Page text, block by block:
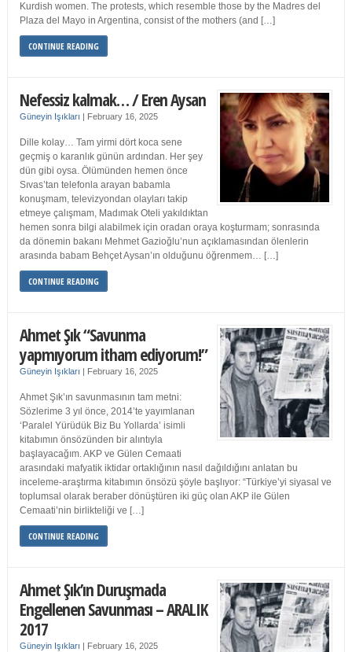
Kurdish women. The protests, which resemble those by the Madres del
Plaza del Mayo in Argentina, consist of the mothers (and […]
CONTINUE READING
Nefessiz kalmak… / Eren Aysan
Güneyin Işıkları | February 16, 2025
Dille kolay… Tam yirmi dört koca sene
geçmiş o karanlık günün ardından. Her şey
dün gibi oysa. Ölümünden hemen önce
Sıvas’tan telefonla arayan babamla
konuşmam, televizyondan olayları takip
etmeye çalışmam, Madımak Oteli yakıldıktan
hemen sonra bilgi alabilmek için oradan oraya koşturmam; sonrasında
da dönemin bakanı Mehmet Gazioğlu’nun açıklamasından ölenlerin
arasında babam Behçet Aysan’ın olduğunu öğrenmem… […]
CONTINUE READING
Ahmet Şık “Savunma
yapmıyorum itham ediyorum!”
Güneyin Işıkları | February 16, 2025
Ahmet Şık’ın savunmasının tam metni:
Sözlerime 3 yıl önce, 2014’te yayımlanan
‘Paralel Yürüdük Biz Bu Yollarda’ isimli
kitabımın önsözünden bir alıntıyla
başlayacağım. AKP ve Gülen Cemaati
arasındaki mafyatik iktidar ortaklığının nasıl dağıldığını anlatan bu
inceleme-araştırma kitabımın önsözü şöyle başlıyor: “Türkiye’yi siyasal ve
toplumsal olarak beraber dönüştüren iki güç olan AKP ile Gülen
Cemaati’nin birlikteliği ve […]
CONTINUE READING
Ahmet Şık’ın Duruşmada
Engellenen Savunması – ARALIK
2017
Güneyin Işıkları | February 16, 2025